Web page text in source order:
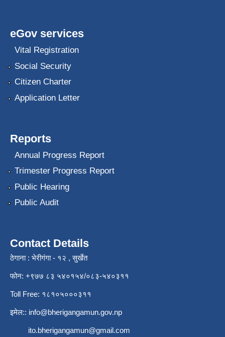
eGov services
Vital Registration
Social Security
Citizen Charter
Application Letter
Reports
Annual Progress Report
Trimester Progress Report
Public Hearing
Public Audit
Contact Details
ठेगाना : भेरीगंगा - १२ , सुर्खेत
फोन: +९७७ ८३ ५४०१५४/०८३-५४०३११
Toll Free: १८१०५०००३११
इमेल:: info@bherigangamun.gov.np
ito.bherigangamun@gmail.com